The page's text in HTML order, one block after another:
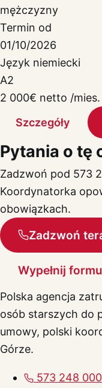
mężczyzny
Termin od
01/10/2026
Język niemiecki
A2
2 000€ netto /mies.
Szczegóły
Pytania o tę
Zadzwoń pod 573
Koordynatorka
obowiązkach.
Zadzwoń
Wypełnij
Polska agencja
osób starszych do
umowy, polski
Górze.
573 248 000